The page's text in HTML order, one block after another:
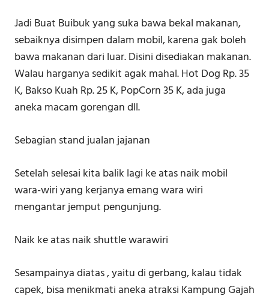
Jadi Buat Buibuk yang suka bawa bekal makanan,
sebaiknya disimpen dalam mobil, karena gak boleh
bawa makanan dari luar. Disini disediakan makanan.
Walau harganya sedikit agak mahal. Hot Dog Rp. 35
K, Bakso Kuah Rp. 25 K, PopCorn 35 K, ada juga
aneka macam gorengan dll.
Sebagian stand jualan jajanan
Setelah selesai kita balik lagi ke atas naik mobil
wara-wiri yang kerjanya emang wara wiri
mengantar jemput pengunjung.
Naik ke atas naik shuttle warawiri
Sesampainya diatas , yaitu di gerbang, kalau tidak
capek, bisa menikmati aneka atraksi Kampung Gajah